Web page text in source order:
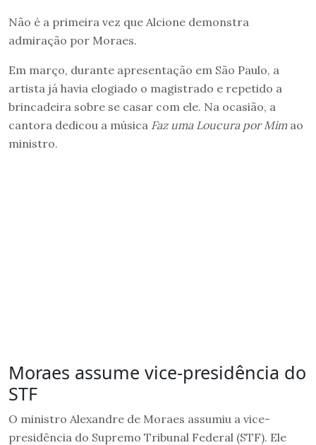
Não é a primeira vez que Alcione demonstra
admiração por Moraes.
Em março, durante apresentação em São Paulo, a
artista já havia elogiado o magistrado e repetido a
brincadeira sobre se casar com ele. Na ocasião, a
cantora dedicou a música Faz uma Loucura por Mimao
ministro.
Moraes assume vice-presidência do
STF
O ministro Alexandre de Moraes assumiu a vice-
presidência do Supremo Tribunal Federal (STF). Ele